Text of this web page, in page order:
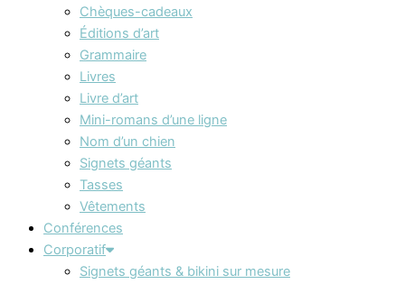
Chèques-cadeaux
Éditions d’art
Grammaire
Livres
Livre d’art
Mini-romans d’une ligne
Nom d’un chien
Signets géants
Tasses
Vêtements
Conférences
Corporatif
Signets géants & bikini sur mesure